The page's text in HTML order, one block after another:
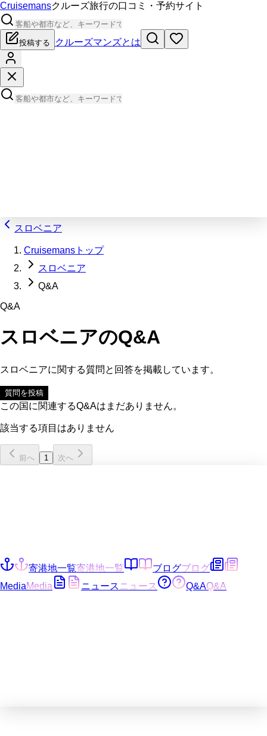
Cruisemansクルーズ旅行の口コミ・予約サイト
投稿する クルーズマンズとは
スロベニア
Cruisemansトップ
スロベニア
Q&A
Q&A
スロベニアのQ&A
スロベニアに関する質問と回答を掲載しています。
質問を投稿
この国に関連するQ&Aはまだありません。
該当する項目はありません
前へ 1 次へ
寄港地一覧寄港地一覧 ブログブログ
MediaMedia ニュース ニュース Q&AQ&A